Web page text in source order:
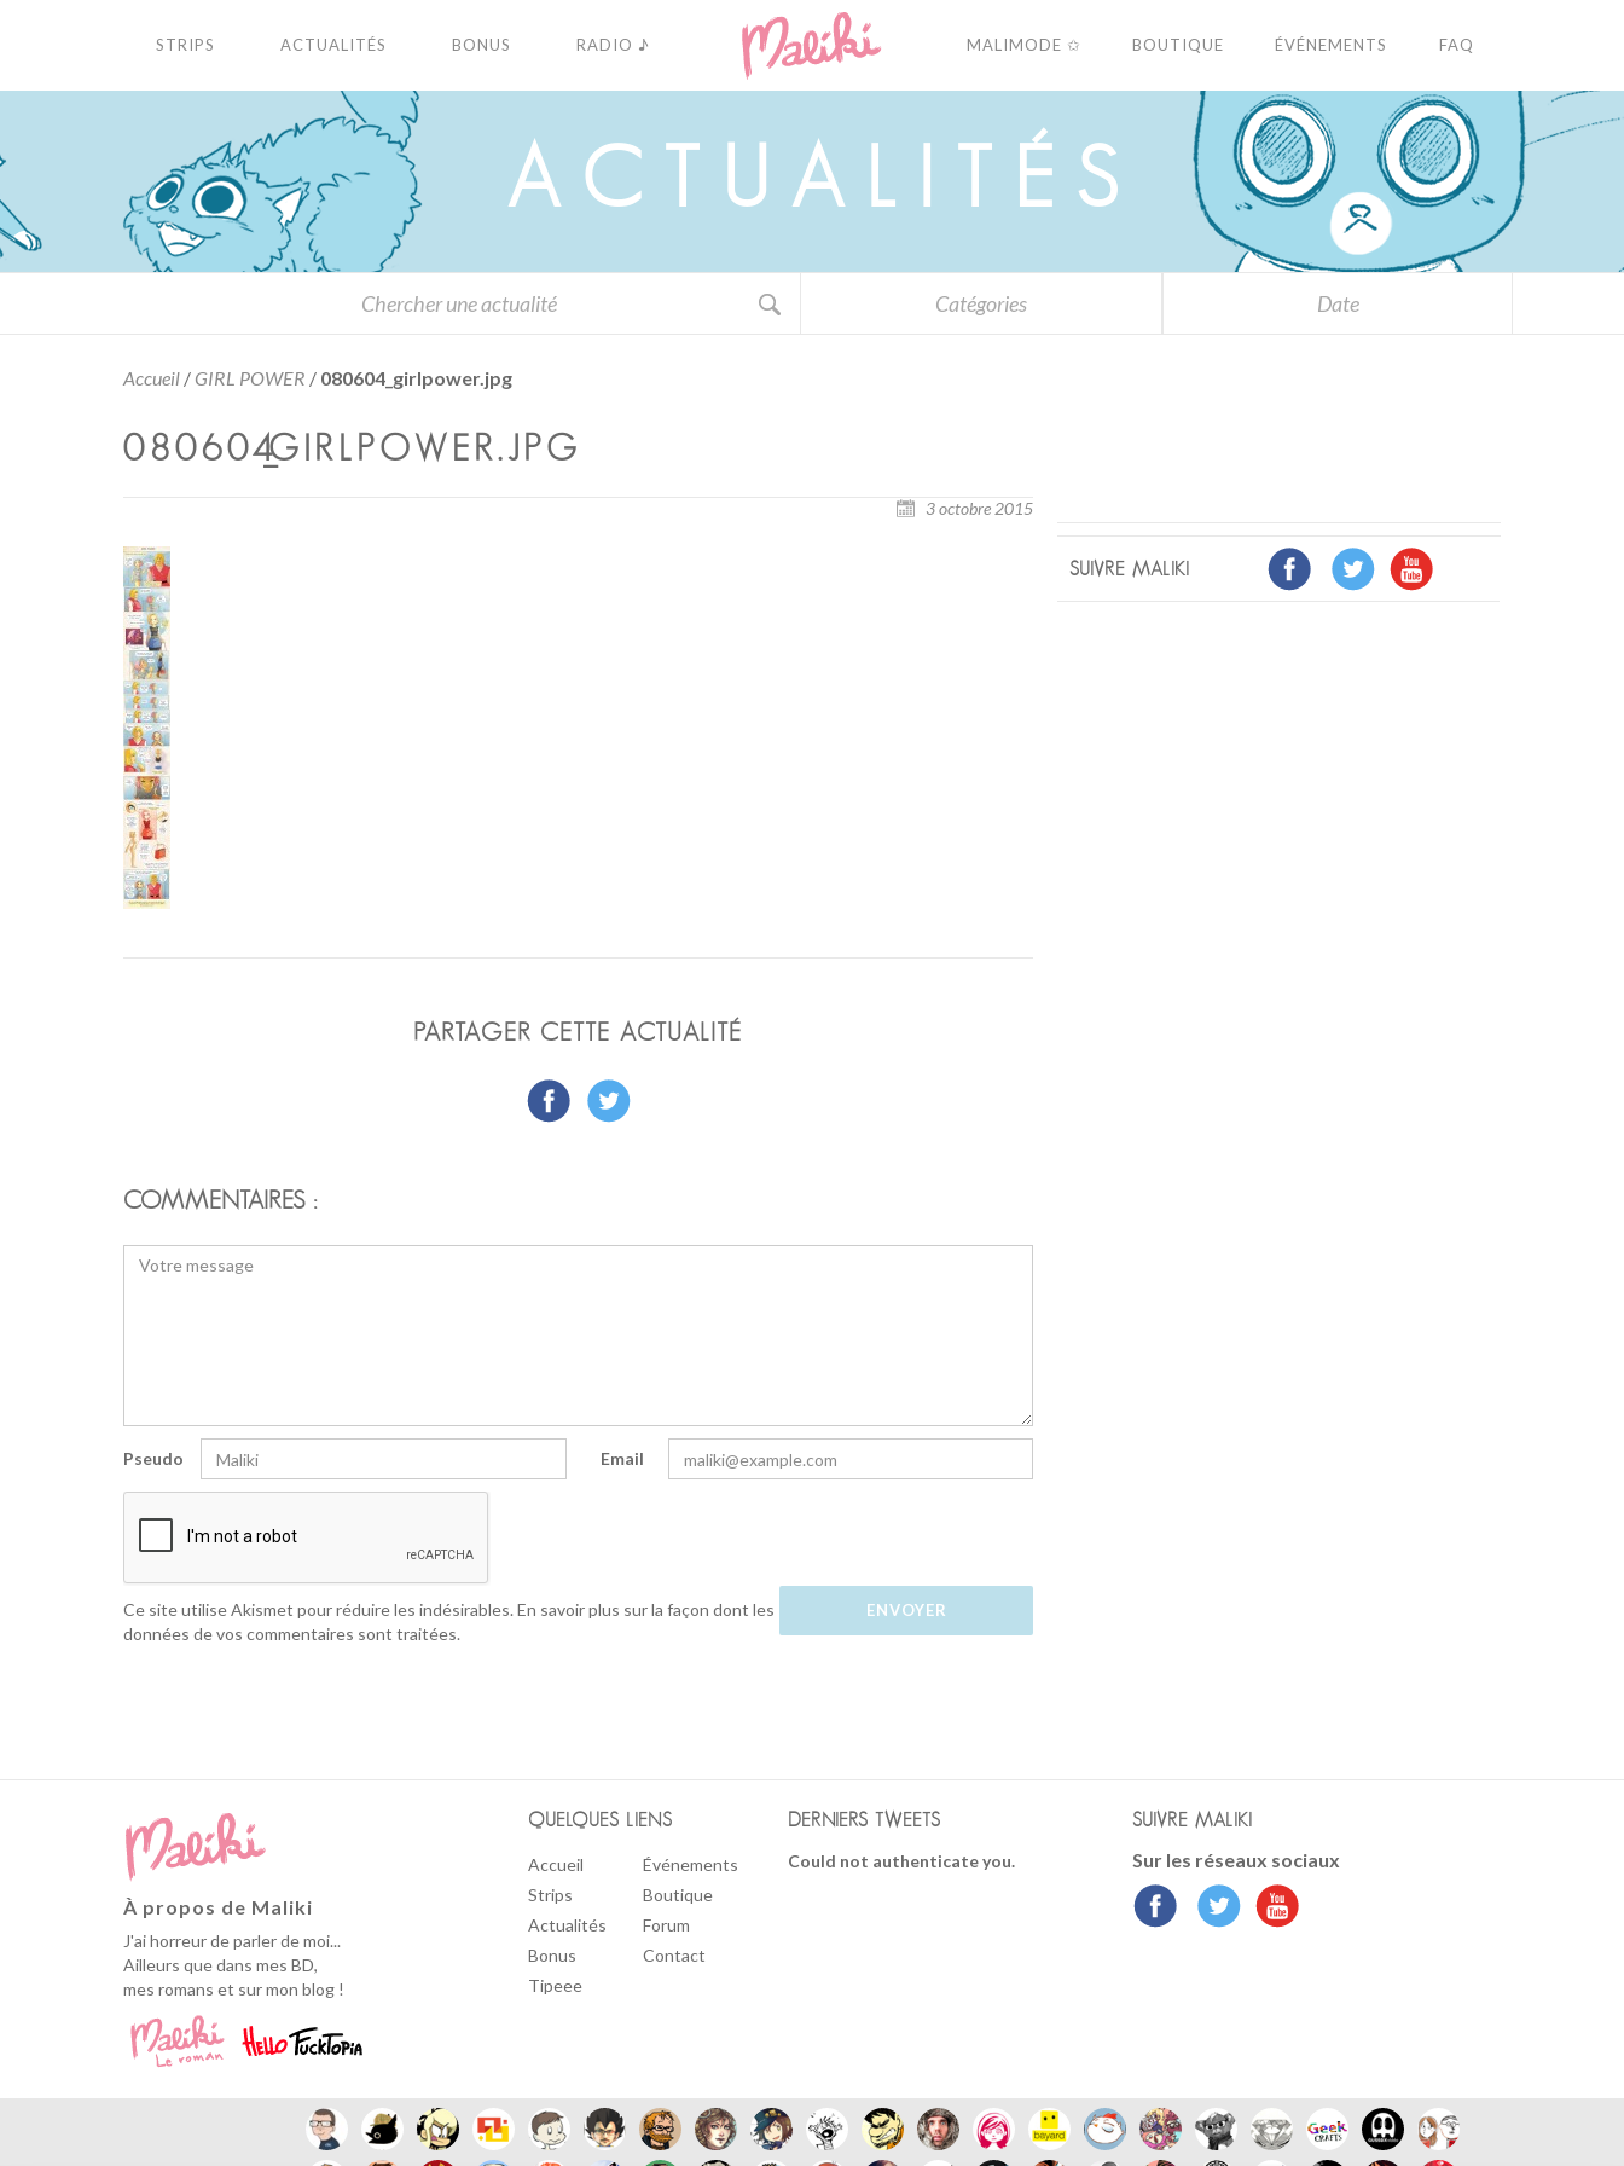
STRIPS ACTUALITÉS BONUS RADIO ♪ MALIMODE ✩ BOUTIQUE ÉVÉNEMENTS FAQ
A C U A L É S
Catégories Date
Accueil / GIRL POWER / 080604_girlpower.jpg
080604_GIRLPOWER.JPG
3 octobre 2015
PARTAGER CETTE ACTUALITÉ
COMMENTAIRES :
Pseudo Email
Ce site utilise Akismet pour réduire les indésirables.En savoir plus sur la façon dont les
données de vos commentaires sont traitées.
SUIVRE MALIKI
À propos de Maliki
J'ai horreur de parler de moi...
Ailleurs que dans mes BD,
mes romans et sur mon blog !
QUELQUES LIENS
Accueil
Strips
Actualités
Bonus
Tipeee
Événements
Boutique
Forum
Contact
DERNIERS TWEETS
Could not authenticate you.
SUIVRE MALIKI
Sur les réseaux sociaux